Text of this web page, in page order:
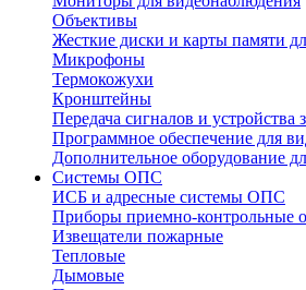
Объективы
Жесткие диски и карты памяти
Микрофоны
Термокожухи
Кронштейны
Передача сигналов и
Программное обеспечение для
Дополнительное оборудование
Системы ОПС
ИСБ и адресные системы ОПС
Приборы приемно-контрольные
Извещатели пожарные
Тепловые
Дымовые